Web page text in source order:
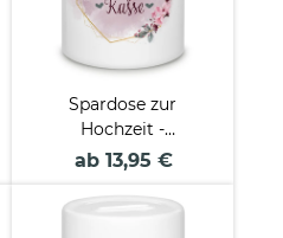
Spardose zur
Hochzeit -
Hochzeitskasse
ab 13,95 €